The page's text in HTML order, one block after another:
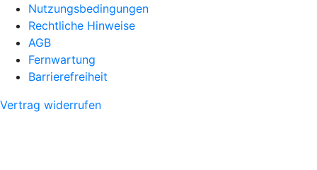
Nutzungsbedingungen
Rechtliche Hinweise
AGB
Fernwartung
Barrierefreiheit
Vertrag widerrufen